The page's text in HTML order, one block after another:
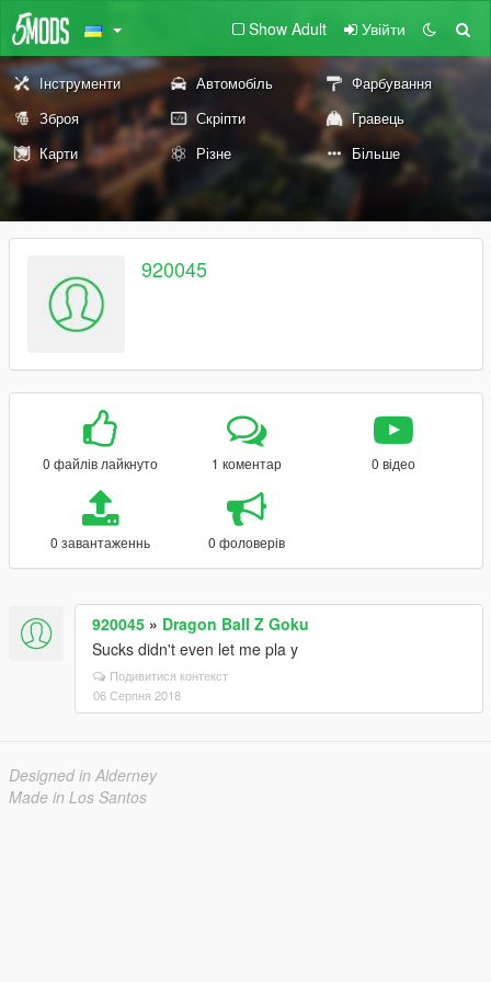
Show Adult Увійти
Інструменти Автомобіль
Фарбування
Зброя
Скріпти
Гравець
Карти
Різне Більше
920045
0 файлів лайкнуто 1 коментар 0 відео
0 завантаженнь 0 фоловерів
920045 » Dragon Ball Z Goku
Sucks didn't even let me pla y
Подивитися контекст
06 Серпня 2018
Designed in Alderney
Made in Los Santos